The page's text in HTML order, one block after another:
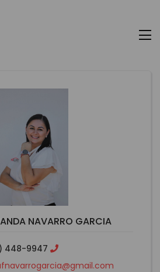
NAVARRO GARCIA
448-9947